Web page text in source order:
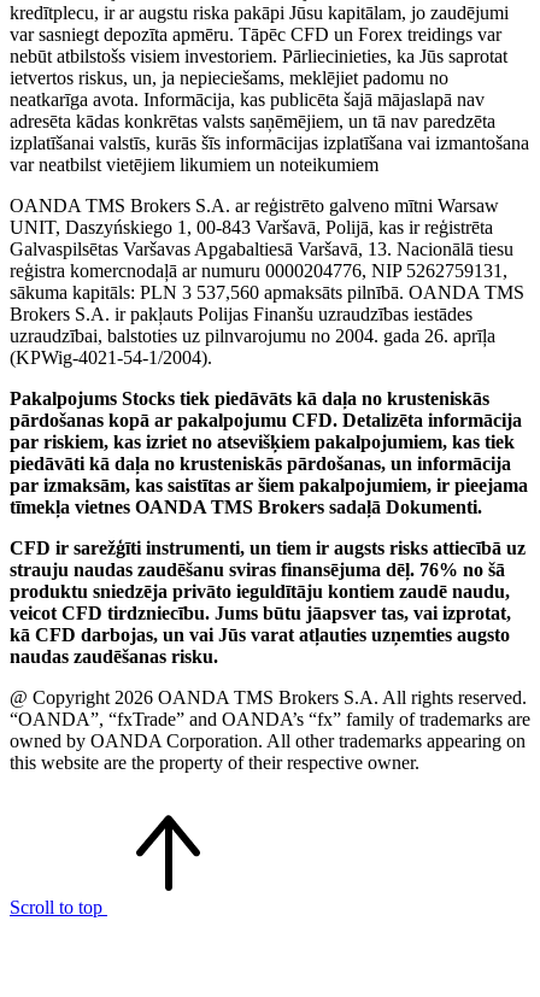
kredītplecu, ir ar augstu riska pakāpi Jūsu kapitālam, jo zaudējumi
var sasniegt depozīta apmēru. Tāpēc CFD un Forex treidings var
nebūt atbilstošs visiem investoriem. Pārliecinieties, ka Jūs saprotat
ietvertos riskus, un, ja nepieciešams, meklējiet padomu no
neatkarīga avota. Informācija, kas publicēta šajā mājaslapā nav
adresēta kādas konkrētas valsts saņēmējiem, un tā nav paredzēta
izplatīšanai valstīs, kurās šīs informācijas izplatīšana vai izmantošana
var neatbilst vietējiem likumiem un noteikumiem
OANDA TMS Brokers S.A. ar reģistrēto galveno mītni Warsaw
UNIT, Daszyńskiego 1, 00-843 Varšavā, Polijā, kas ir reģistrēta
Galvaspilsētas Varšavas Apgabaltiesā Varšavā, 13. Nacionālā tiesu
reģistra komercnodaļā ar numuru 0000204776, NIP 5262759131,
sākuma kapitāls: PLN 3 537,560 apmaksāts pilnībā. OANDA TMS
Brokers S.A. ir pakļauts Polijas Finanšu uzraudzības iestādes
uzraudzībai, balstoties uz pilnvarojumu no 2004. gada 26. aprīļa
(KPWig-4021-54-1/2004).
Pakalpojums Stocks tiek piedāvāts kā daļa no krusteniskās
pārdošanas kopā ar pakalpojumu CFD. Detalizēta informācija
par riskiem, kas izriet no atsevišķiem pakalpojumiem, kas tiek
piedāvāti kā daļa no krusteniskās pārdošanas, un informācija
par izmaksām, kas saistītas ar šiem pakalpojumiem, ir pieejama
tīmekļa vietnes OANDA TMS Brokers sadaļā Dokumenti.
CFD ir sarežģīti instrumenti, un tiem ir augsts risks attiecībā uz
strauju naudas zaudēšanu sviras finansējuma dēļ. 76% no šā
produktu sniedzēja privāto ieguldītāju kontiem zaudē naudu,
veicot CFD tirdzniecību. Jums būtu jāapsver tas, vai izprotat,
kā CFD darbojas, un vai Jūs varat atļauties uzņemties augsto
naudas zaudēšanas risku.
@ Copyright 2026 OANDA TMS Brokers S.A. All rights reserved.
“OANDA”, “fxTrade” and OANDA’s “fx” family of trademarks are
owned by OANDA Corporation. All other trademarks appearing on
this website are the property of their respective owner.
Scroll to top